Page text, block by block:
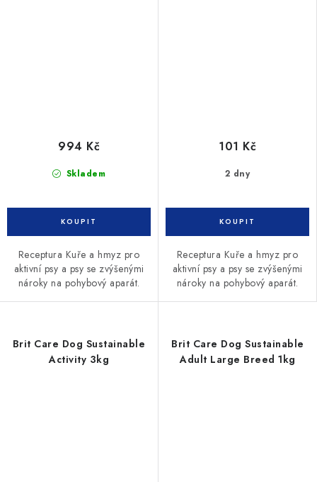
Skladem
994 Kč
Receptura Kuře a hmyz pro
aktivní psy a psy se zvýšenými
nároky na pohybový aparát.
2 dny
101 Kč
Receptura Kuře a hmyz pro
aktivní psy a psy se zvýšenými
nároky na pohybový aparát.
Brit Care Dog Sustainable
Activity 3kg
Brit Care Dog Sustainable
Adult Large Breed 1kg